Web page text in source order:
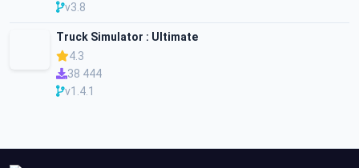
v3.8
Truck Simulator : Ultimate
4.3
38 444
v1.4.1